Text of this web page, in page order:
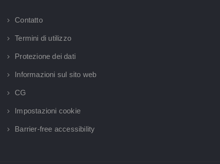
Contatto
Termini di utilizzo
Protezione dei dati
Informazioni sul sito web
CG
Impostazioni cookie
Barrier-free accessibility